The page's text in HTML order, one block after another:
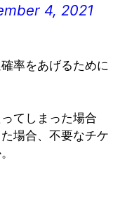
4, 2021
率をあげるために
てしまった場合
場合、不要なチケ